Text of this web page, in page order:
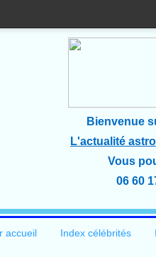
Bienvenue
L'actualité
Vous
06 60
accueil Index célébrités